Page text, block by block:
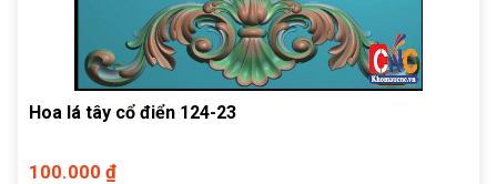
Hoa lá tây cổ điển 124-23
100.000 ₫